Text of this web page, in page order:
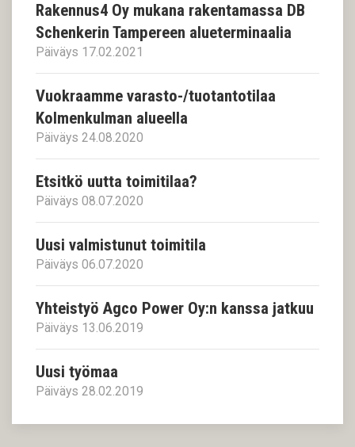
Rakennus4 Oy mukana rakentamassa DB
Schenkerin Tampereen alueterminaalia
Päiväys 17.02.2021
Vuokraamme varasto-/tuotantotilaa
Kolmenkulman alueella
Päiväys 24.08.2020
Etsitkö uutta toimitilaa?
Päiväys 08.07.2020
Uusi valmistunut toimitila
Päiväys 06.07.2020
Yhteistyö Agco Power Oy:n kanssa jatkuu
Päiväys 13.06.2019
Uusi työmaa
Päiväys 28.02.2019